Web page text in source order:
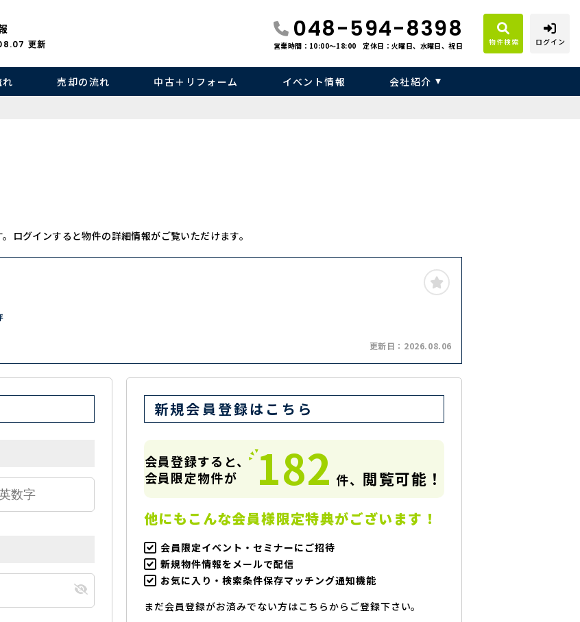
更新
048-594-8398
営業時間：10:00〜18:00 定休日：火曜日、水曜日、祝日 物件検索 ログイン
売却の流れ 中古＋リフォーム イベント情報 会社紹介
ログインすると物件の詳細情報がご覧いただけます。
更新日： 2026.08.06
新規会員登録はこちら
会員登録すると、
会員限定物件が
182 件、 閲覧可能！
他にもこんな会員様限定特典がございます！
会員限定イベント・セミナーにご招待
新規物件情報をメールで配信
お気に入り・検索条件保存マッチング通知機能
まだ会員登録がお済みでない方はこちらからご登録下さい。